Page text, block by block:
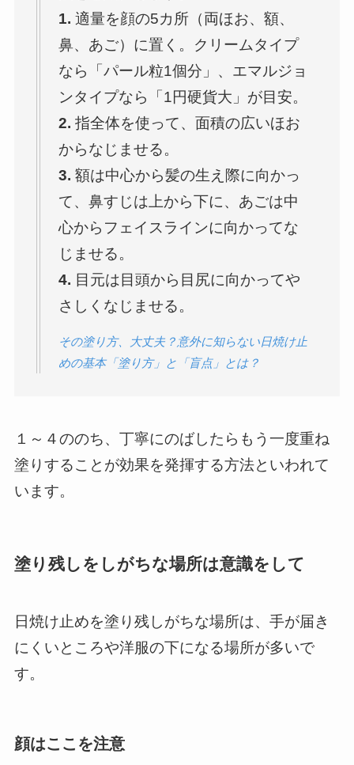
1. 適量を顔の5カ所（両ほお、額、
鼻、あご）に置く。クリームタイプ
なら「パール粒1個分」、エマルジョ
ンタイプなら「1円硬貨大」が目安。
2. 指全体を使って、面積の広いほお
からなじませる。
3. 額は中心から髪の生え際に向かっ
て、鼻すじは上から下に、あごは中
心からフェイスラインに向かってな
じませる。
4. 目元は目頭から目尻に向かってや
さしくなじませる。
その塗り方、大丈夫？意外に知らない日焼け止
めの基本「塗り方」と「盲点」とは？
１～４ののち、丁寧にのばしたらもう一度重ね
塗りすることが効果を発揮する方法といわれて
います。
塗り残しをしがちな場所は意識をして
日焼け止めを塗り残しがちな場所は、手が届き
にくいところや洋服の下になる場所が多いで
す。
顔はここを注意